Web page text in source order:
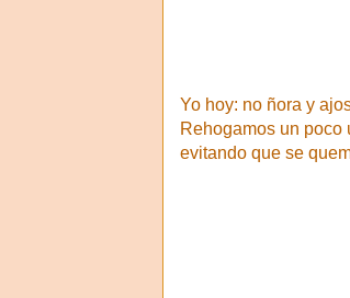
Yo hoy: no ñora y
Rehogamos un poco
evitando que se